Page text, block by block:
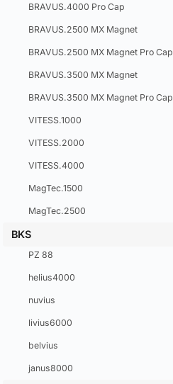
BRAVUS.4000 Pro Cap
BRAVUS.2500 MX Magnet
BRAVUS.2500 MX Magnet Pro Cap
BRAVUS.3500 MX Magnet
BRAVUS.3500 MX Magnet Pro Cap
VITESS.1000
VITESS.2000
VITESS.4000
MagTec.1500
MagTec.2500
BKS
PZ 88
helius4000
nuvius
livius6000
belvius
janus8000